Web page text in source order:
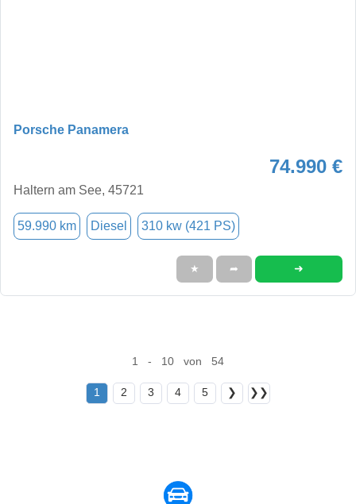
Porsche Panamera
74.990 €
Haltern am See, 45721
59.990 km Diesel 310 kw (421 PS)
★ ➦ ➜
1 - 10 von 54
1 2 3 4 5 ❯ ❯❯